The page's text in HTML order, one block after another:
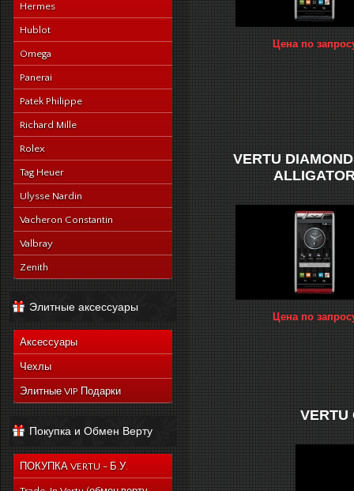
Hermes
Hublot
Omega
Panerai
Patek Philippe
Richard Mille
Rolex
Tag Heuer
Ulysse Nardin
Vacheron Constantin
Valbray
Zenith
Элитные аксессуары
Аксессуары
Чехлы
Элитные VIP Подарки
Покупка и Обмен Верту
ПОКУПКА VERTU - Б.У.
Цена по
VERTU
Цена по
VERTU